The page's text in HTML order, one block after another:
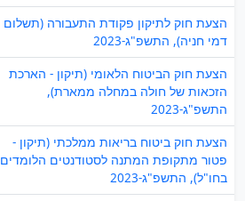
הצעת חוק לתיקון פקודת התעבורה (תשלום
דמי חניה), התשפ"ג-2023
הצעת חוק הביטוח הלאומי (תיקון - הארכת
הזכאות של חולה במחלה ממארת),
התשפ"ג-2023
הצעת חוק ביטוח בריאות ממלכתי (תיקון -
פטור מתקופת המתנה לסטודנטים הלומדים
בחו"ל), התשפ"ג-2023